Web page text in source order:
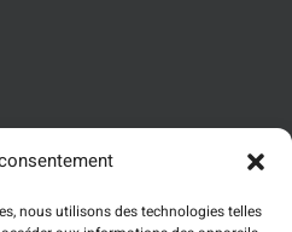
nous utilisons des technologies telles
Les produits
Références